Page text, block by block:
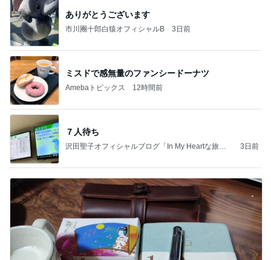
ありがとうございます
市川團十郎白猿オフィシャルB 3日前
ミスドで感無量のファンシードーナツ
Amebaトピックス 12時間前
７人待ち
沢田聖子オフィシャルブログ「In My Heartな旅日
3日前